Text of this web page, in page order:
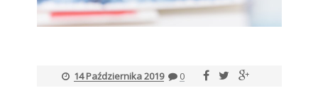
14 Października 2019 0